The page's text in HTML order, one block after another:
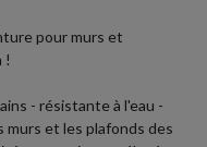
pour murs et
!
- résistante à l'eau -
et les plafonds des